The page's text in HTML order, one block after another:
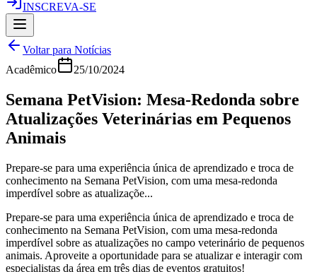
INSCREVA-SE
Voltar para Notícias
Acadêmico
25/10/2024
Semana PetVision: Mesa-Redonda sobre
Atualizações Veterinárias em Pequenos
Animais
Prepare-se para uma experiência única de aprendizado e troca de
conhecimento na Semana PetVision, com uma mesa-redonda
imperdível sobre as atualizaçõe...
Prepare-se para uma experiência única de aprendizado e troca de
conhecimento na Semana PetVision, com uma mesa-redonda
imperdível sobre as atualizações no campo veterinário de pequenos
animais. Aproveite a oportunidade para se atualizar e interagir com
especialistas da área em três dias de eventos gratuitos!